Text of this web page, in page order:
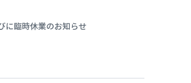
臨時休業のお知らせ